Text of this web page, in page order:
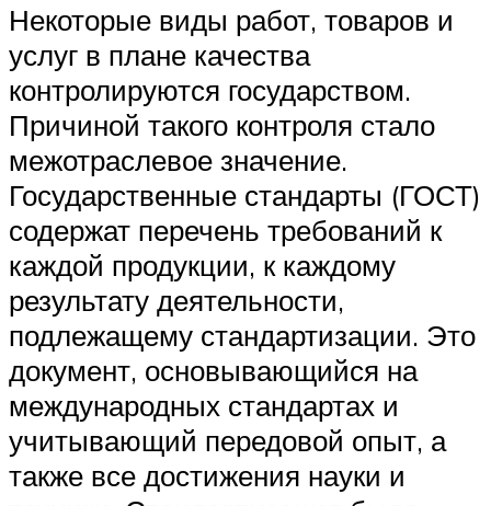
Некоторые виды работ, товаров и
услуг в плане качества
контролируются государством.
Причиной такого контроля стало
межотраслевое значение.
Государственные стандарты (ГОСТ)
содержат перечень требований к
каждой продукции, к каждому
результату деятельности,
подлежащему стандартизации. Это
документ, основывающийся на
международных стандартах и
учитывающий передовой опыт, а
также все достижения науки и